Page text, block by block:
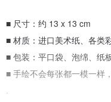
■ 尺寸：约 13 x 13 cm
■ 材质：进口美术纸、各类
■ 包装：平口袋、泡绵、纸
■ 手绘不会每张都一模一样